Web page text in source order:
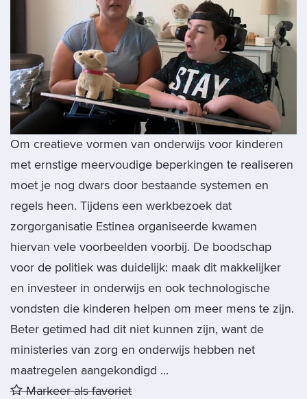
Om creatieve vormen van onderwijs voor kinderen
met ernstige meervoudige beperkingen te realiseren
moet je nog dwars door bestaande systemen en
regels heen. Tijdens een werkbezoek dat
zorgorganisatie Estinea organiseerde kwamen
hiervan vele voorbeelden voorbij. De boodschap
voor de politiek was duidelijk: maak dit makkelijker
en investeer in onderwijs en ook technologische
vondsten die kinderen helpen om meer mens te zijn.
Beter getimed had dit niet kunnen zijn, want de
ministeries van zorg en onderwijs hebben net
maatregelen aangekondigd ...
Markeer als favoriet